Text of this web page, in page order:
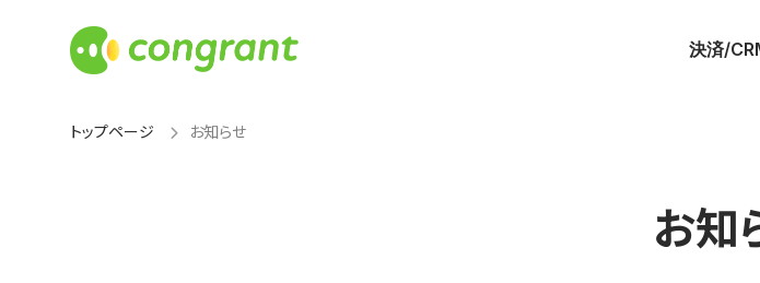
決済/
トップページ お知らせ
お知